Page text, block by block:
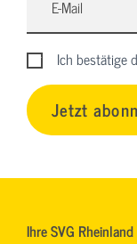
Ich bestätige
Jetzt
Ihre SVG Rheinland